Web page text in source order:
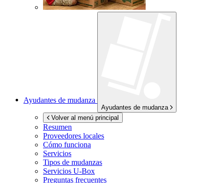
Ayudantes de mudanza
Ayudantes de mudanza
Volver al menú principal
Resumen
Proveedores locales
Cómo funciona
Servicios
Tipos de mudanzas
Servicios U-Box
Preguntas frecuentes